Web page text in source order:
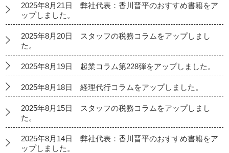
2025年8月21日 弊社代表：香川晋平のおすすめ書籍をア
ップしました。
2025年8月20日 スタッフの税務コラムをアップしまし
た。
2025年8月19日 起業コラム第228弾をアップしました。
2025年8月18日 経理代行コラムをアップしました。
2025年8月15日 スタッフの税務コラムをアップしまし
た。
2025年8月14日 弊社代表：香川晋平のおすすめ書籍をア
ップしました。